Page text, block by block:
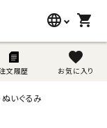
language shopping_cart
文履歴
favorite
お気に入り
search
ぬいぐるみ